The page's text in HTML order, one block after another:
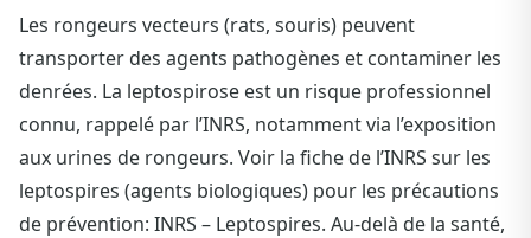
Les rongeurs vecteurs (rats, souris) peuvent
transporter des agents pathogènes et contaminer les
denrées. La leptospirose est un risque professionnel
connu, rappelé par l’INRS, notamment via l’exposition
aux urines de rongeurs. Voir la fiche de l’INRS sur les
leptospires (agents biologiques) pour les précautions
de prévention: INRS – Leptospires. Au-delà de la santé,